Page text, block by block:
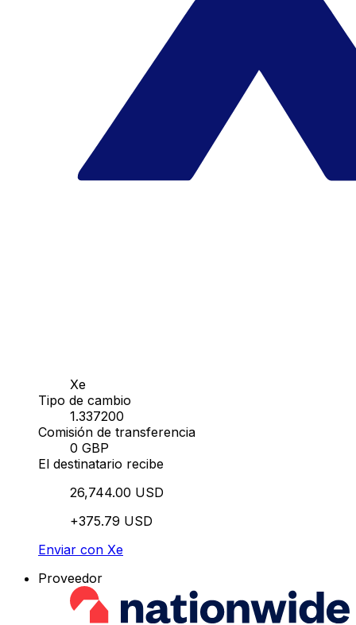
Xe
Tipo de cambio
1.337200
Comisión de transferencia
0 GBP
El destinatario recibe
26,744.00 USD
+375.79 USD
Enviar con Xe
Proveedor